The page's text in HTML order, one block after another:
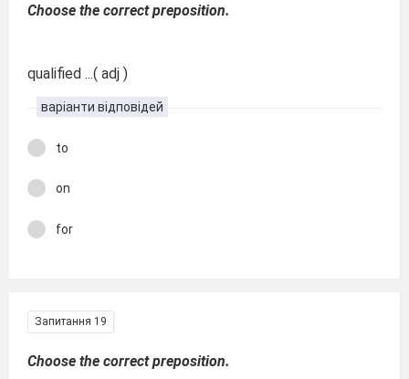
Choose the correct preposition.
qualified ...( adj )
варіанти відповідей
to
on
for
Запитання 19
Choose the correct preposition.